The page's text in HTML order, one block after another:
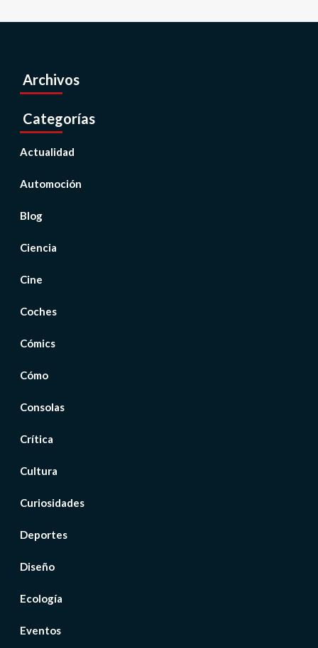
Archivos
Categorías
Actualidad
Automoción
Blog
Ciencia
Cine
Coches
Cómics
Cómo
Consolas
Crítica
Cultura
Curiosidades
Deportes
Diseño
Ecología
Eventos